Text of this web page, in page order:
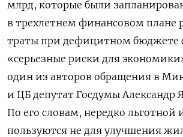
млрд, которые были
в трехлетнем финансовом плане
траты при дефицитном бюджете
«серьезные риски для
один из авторов обращения в
и ЦБ депутат Госдумы Александр
По его словам, нередко льготной
пользуются не для улучшения